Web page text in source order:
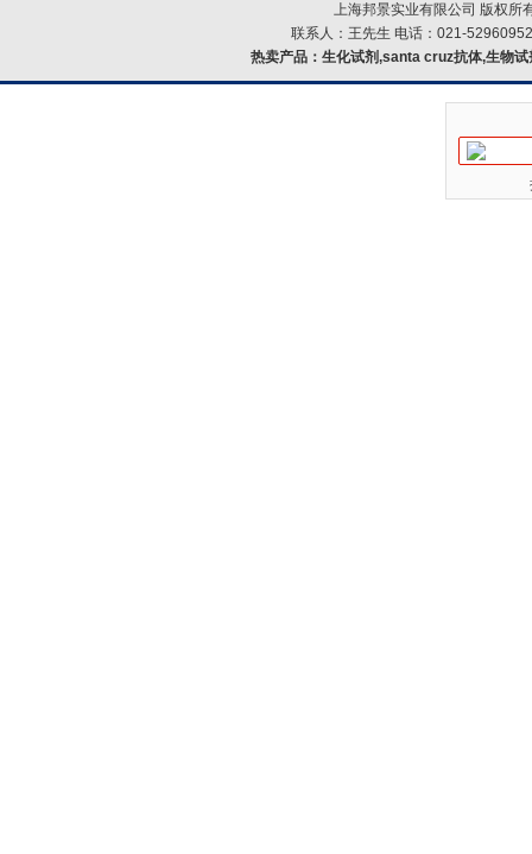
上海邦景实业有限公司 版权所
联系人：王先生 电话：021-
热卖产品： 生化试剂,santa cruz抗体,生物